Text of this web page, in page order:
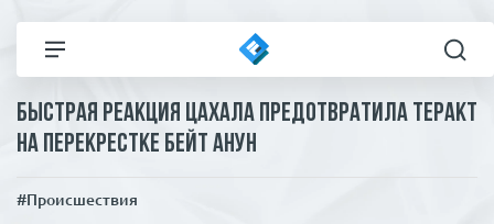
Все новости Технологии
Быстрая реакция ЦАХАЛа предотвратила теракт
на перекрестке Бейт Анун
#Происшествия